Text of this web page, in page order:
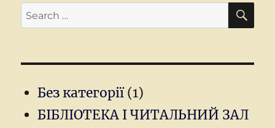
Search
for:
Без категорії(1)
БІБЛІОТЕКА І ЧИТАЛЬНИЙ ЗАЛ